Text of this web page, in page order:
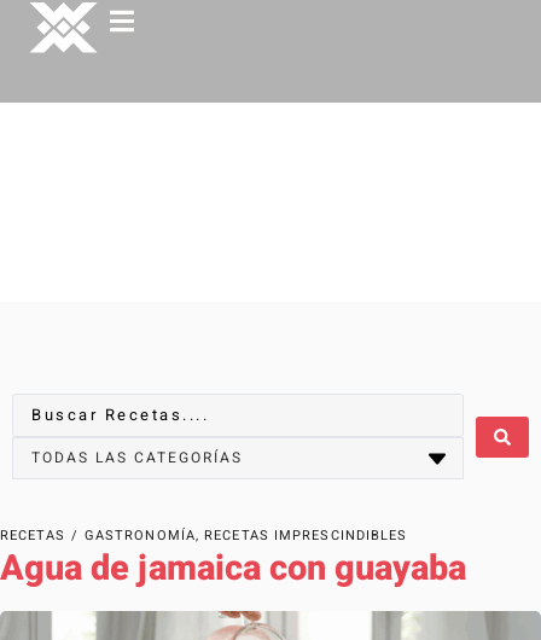
RECETAS / GASTRONOMÍA, RECETAS IMPRESCINDIBLES
Agua de jamaica con guayaba